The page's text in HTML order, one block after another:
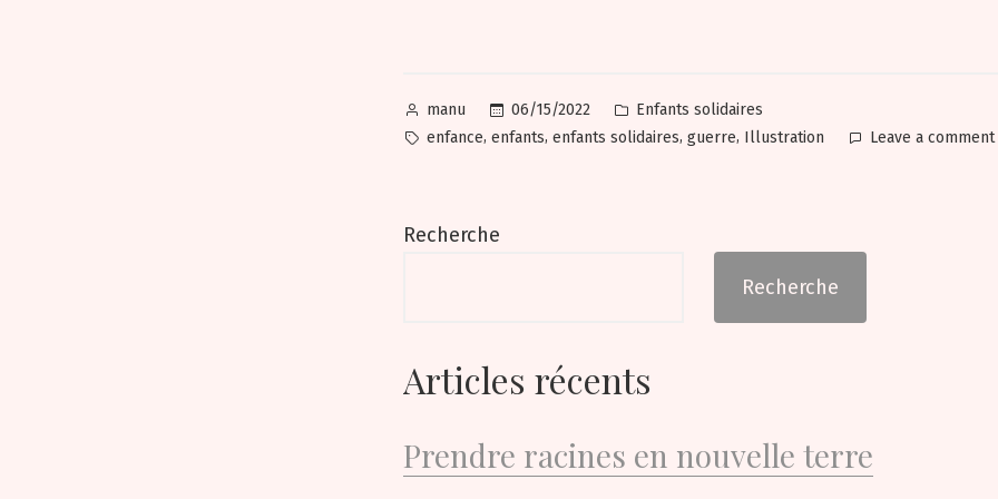
Posted
by
manu 06/15/2022
Posted
in
Enfants solidaires
Tags:
enfance, enfants, enfants solidaires, guerre, Illustration Leave a comment
Recherche
Recherche
Articles récents
Prendre racines en nouvelle terre